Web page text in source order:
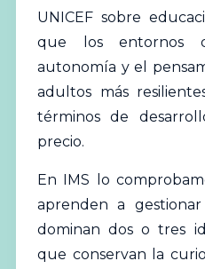
UNICEFsobre
que los entornos
autonomía y el
adultos más
términos de
precio.
En IMS lo
aprenden a
dominan dos o tres
que conservan la